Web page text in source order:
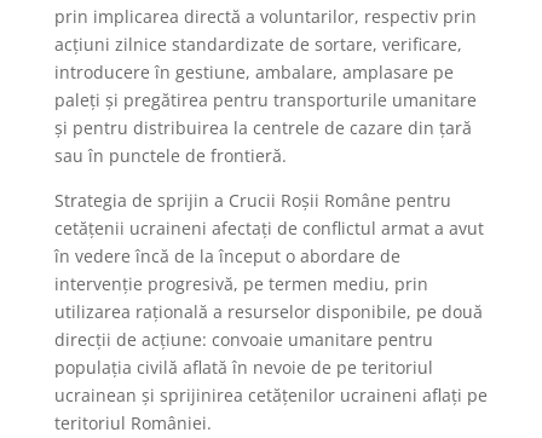
prin implicarea directă a voluntarilor, respectiv prin
acțiuni zilnice standardizate de sortare, verificare,
introducere în gestiune, ambalare, amplasare pe
paleți și pregătirea pentru transporturile umanitare
și pentru distribuirea la centrele de cazare din țară
sau în punctele de frontieră.
Strategia de sprijin a Crucii Roșii Române pentru
cetățenii ucraineni afectați de conflictul armat a avut
în vedere încă de la început o abordare de
intervenție progresivă, pe termen mediu, prin
utilizarea rațională a resurselor disponibile, pe două
direcții de acțiune: convoaie umanitare pentru
populația civilă aflată în nevoie de pe teritoriul
ucrainean și sprijinirea cetățenilor ucraineni aflați pe
teritoriul României.